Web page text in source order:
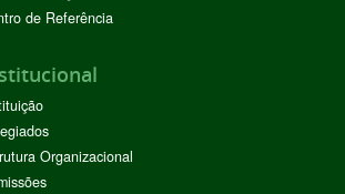
de Referência
Organizacional